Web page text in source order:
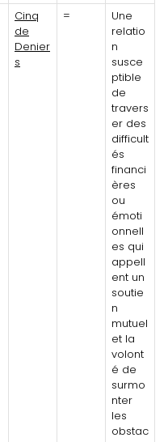
Cinq
de
Denier
s
=
Une
relatio
n
susce
ptible
de
travers
er des
difficult
és
financi
ères
ou
émoti
onnell
es qui
appell
ent un
soutie
n
mutuel
et la
volont
é de
surmo
nter
les
obstac